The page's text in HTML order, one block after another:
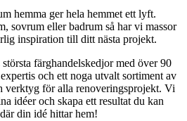
hemma ger hela hemmet ett lyft.
sovrum eller badrum så har vi massor
inspiration till ditt nästa projekt.
färghandelskedjor med över 90
och ett noga utvalt sortiment av
verktyg för alla renoveringsprojekt. Vi
idéer och skapa ett resultat du kan
din idé hittar hem!